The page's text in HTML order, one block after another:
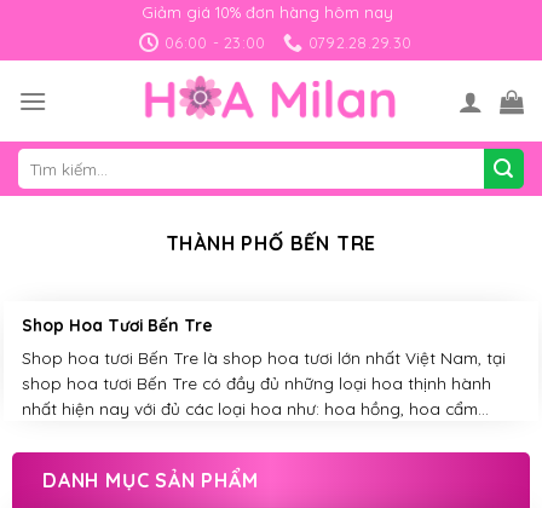
Giảm giá 10% đơn hàng hôm nay
06:00 - 23:00
0792.28.29.30
Tìm
kiếm:
THÀNH PHỐ BẾN TRE
Shop Hoa Tươi Bến Tre
Shop hoa tươi Bến Tre là shop hoa tươi lớn nhất Việt Nam, tại
shop hoa tươi Bến Tre có đầy đủ những loại hoa thịnh hành
nhất hiện nay với đủ các loại hoa như: hoa hồng, hoa cẩm...
DANH MỤC SẢN PHẨM